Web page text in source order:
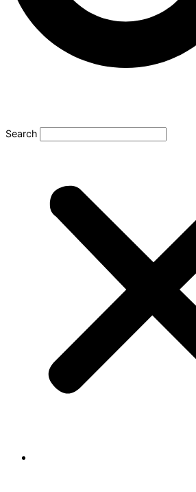
Search